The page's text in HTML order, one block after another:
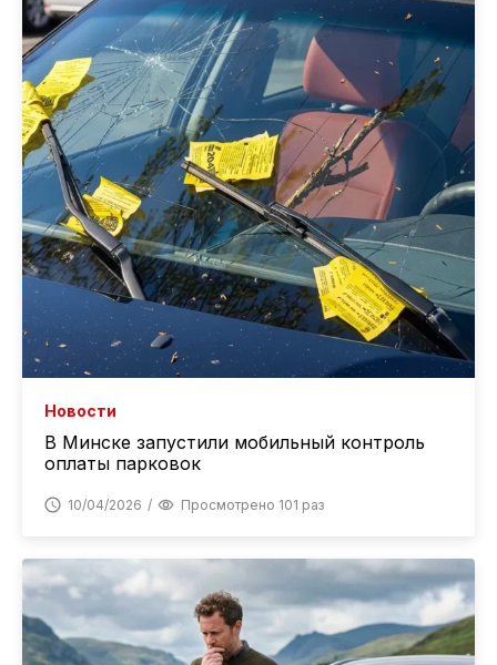
Новости
В Минске запустили мобильный контроль
оплаты парковок
10/04/2026 Просмотрено 101 раз